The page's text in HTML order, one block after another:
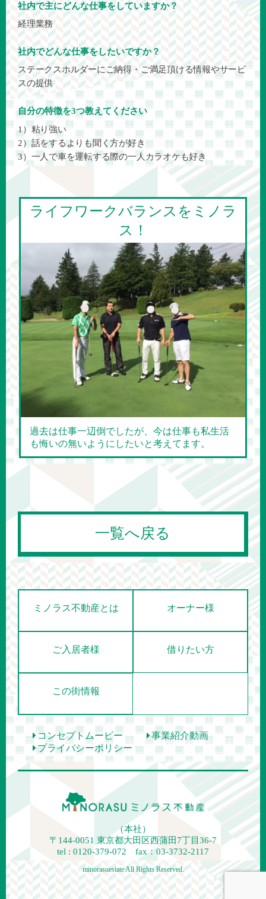
社内で主にどんな仕事をしていますか？
経理業務
社内でどんな仕事をしたいですか？
ステークスホルダーにご納得・ご満足頂ける情報やサービ
スの提供
自分の特徴を3つ教えてください
1）粘り強い
2）話をするよりも聞く方が好き
3）一人で車を運転する際の一人カラオケも好き
ライフワークバランスをミノラ
ス！
過去は仕事一辺倒でしたが、今は仕事も私生活
も悔いの無いようにしたいと考えてます。
一覧へ戻る
ミノラス不動産とは オーナー様
ご入居者様 借りたい方
この街情報
コンセプトムービー
事業紹介動画
プライバシーポリシー
（本社）
〒144-0051 東京都大田区西蒲田7丁目36-7
tel : 0120-379-072 fax：03-3732-2117
minorasuestate All Rights Reserved.